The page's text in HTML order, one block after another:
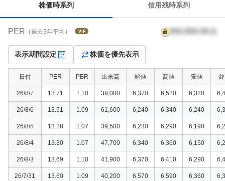
列
株価時系列 信用残時系列
PER （過去3年平均） 999,999.99
表示期間設定 株価を優先表示
日付 PER PBR 出来高 始値 高値 安値
26/8/7 13.71 1.10 39,000 6,370 6,520 6,320
26/8/6 13.51 1.09 61,600 6,240 6,340 6,240
26/8/5 13.28 1.07 39,500 6,230 6,290 6,190
26/8/4 13.30 1.07 47,700 6,340 6,360 6,150
26/8/3 13.69 1.10 41,900 6,370 6,410 6,290
26/7/31 13.60 1.09 40,200 6,570 6,590 6,360